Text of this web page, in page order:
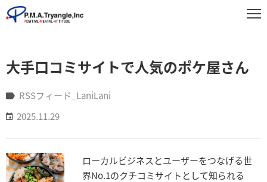
大手口コミサイトで人気のポケ屋さん
RSSフィード_LaniLani
2025.11.29
ローカルビジネスとユーザーをつなげる世
界No.1のクチコミサイトとして知られる